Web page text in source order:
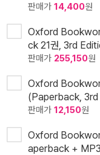
판매가 14,400원
Oxford
ck 21권, 3rd
판매가 255,150원
Oxford
(Paperback,
판매가 12,150원
Oxford
aperback +